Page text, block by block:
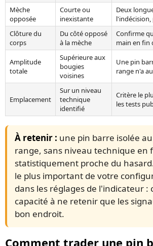
Mèche
opposée
Courte ou
inexistante
Deux
Clôture du
corps
Du côté opposé
à la mèche
Confirme
main en fin
Amplitude
totale
Supérieure aux
bougies
voisines
Une pin
range n'a
Emplacement
Sur un niveau
technique
identifié
Critère le
les tests
À retenir : une pin barre isolée
range, sans niveau technique en
statistiquement proche du
le plus important de votre
dans les réglages de l'indicateur :
capacité à ne retenir que les
bon endroit.
Comment trader une pin